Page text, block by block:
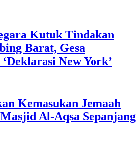
Kutuk Tindakan
Barat, Gesa
New York’
Kemasukan Jemaah
Al-Aqsa Sepanjang